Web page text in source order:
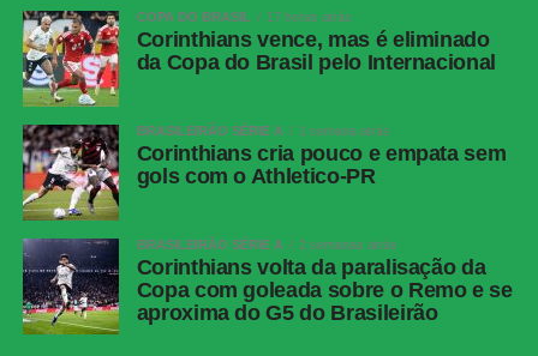
COPA DO BRASIL 17 horas atrás
Corinthians vence, mas é eliminado
da Copa do Brasil pelo Internacional
BRASILEIRÃO SÉRIE A 1 semana atrás
Corinthians cria pouco e empata sem
gols com o Athletico-PR
BRASILEIRÃO SÉRIE A 2 semanas atrás
Corinthians volta da paralisação da
Copa com goleada sobre o Remo e se
aproxima do G5 do Brasileirão